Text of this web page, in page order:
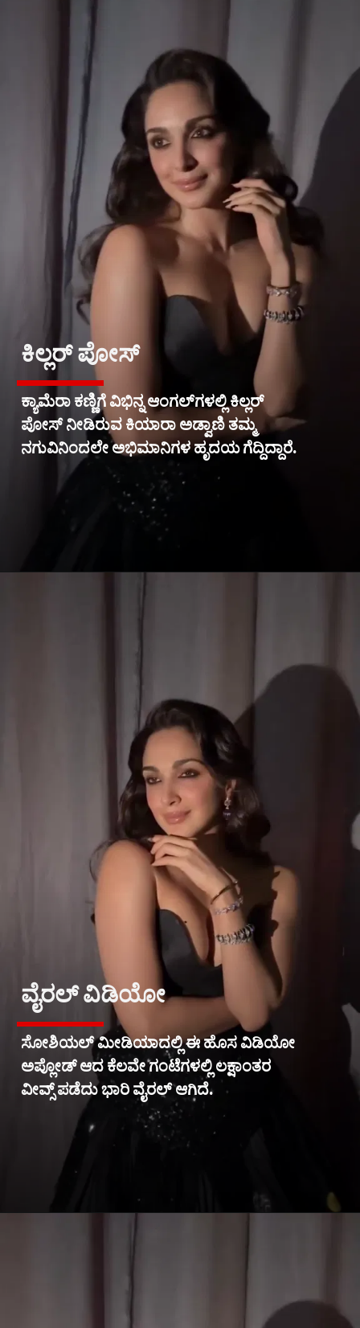
ಕಿಲ್ಲರ್ ಪೋಸ್
ಕ್ಯಾಮೆರಾ ಕಣ್ಣಿಗೆ ವಿಭಿನ್ನ ಆಂಗಲ್‌ಗಳಲ್ಲಿ ಕಿಲ್ಲರ್
ಪೋಸ್ ನೀಡಿರುವ ಕಿಯಾರಾ ಅಡ್ವಾಣಿ ತಮ್ಮ
ನಗುವಿನಿಂದಲೇ ಅಭಿಮಾನಿಗಳ ಹೃದಯ ಗೆದ್ದಿದ್ದಾರೆ.
ವೈರಲ್ ವಿಡಿಯೋ
ಸೋಶಿಯಲ್ ಮೀಡಿಯಾದಲ್ಲಿ ಈ ಹೊಸ ವಿಡಿಯೋ
ಅಪ್ಲೋಡ್ ಆದ ಕೆಲವೇ ಗಂಟೆಗಳಲ್ಲಿ ಲಕ್ಷಾಂತರ
ವೀವ್ಸ್ ಪಡೆದು ಭಾರಿ ವೈರಲ್ ಆಗಿದೆ.